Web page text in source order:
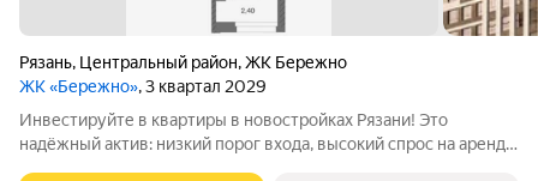
Рязань, Центральный район,ЖК Бережно
ЖК «Бережно», 3 квартал 2029
Инвестируйте в квартиры в новостройках Рязани! Это
надёжный актив: низкий порог входа, высокий спрос на аренду